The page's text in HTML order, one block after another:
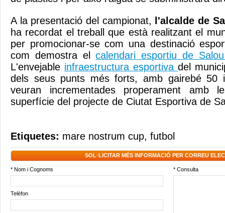
A la presentació del campionat,
l'alcalde de
ha recordat el treball que està realitzant el
per promocionar-se com una destinació
com demostra elcalendari esportiu de
L'envejable infraestructura esportiva del
dels seus punts més forts, amb gairebé 50
veuran incrementades properament amb
superfície del projecte de Ciutat Esportiva de
Etiquetes: mare nostrum cup, futbol
SOL·LICITAR MÉS INFORMACIÓ PER CORREU
* Nom i Cognoms * Consulta
Telèfon